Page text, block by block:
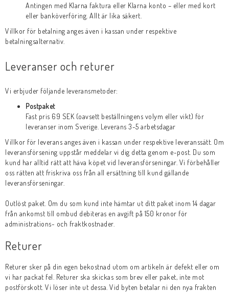
Antingen med Klarna faktura eller Klarna konto – eller med kort
eller banköverföring. Allt är lika säkert.
Villkor för betalning anges även i kassan under respektive
betalningsalternativ.
Leveranser och returer
Vi erbjuder följande leveransmetoder:
Postpaket
Fast pris 69 SEK (oavsett beställningens volym eller vikt) för
leveranser inom Sverige. Leverans 3-5 arbetsdagar
Villkor för leverans anges även i kassan under respektive leveranssätt. Om
leveransförsening uppstår meddelar vi dig detta genom e-post. Du som
kund har alltid rätt att häva köpet vid leveransförseningar. Vi förbehåller
oss rätten att friskriva oss från all ersättning till kund gällande
leveransförseningar.
Outlöst paket. Om du som kund inte hämtar ut ditt paket inom 14 dagar
från ankomst till ombud debiteras en avgift på 150 kronor för
administrations- och fraktkostnader.
Returer
Returer sker på din egen bekostnad utom om artikeln är defekt eller om
vi har packat fel. Returer ska skickas som brev eller paket, inte mot
postförskott. Vi löser inte ut dessa. Vid byten betalar ni den nya frakten